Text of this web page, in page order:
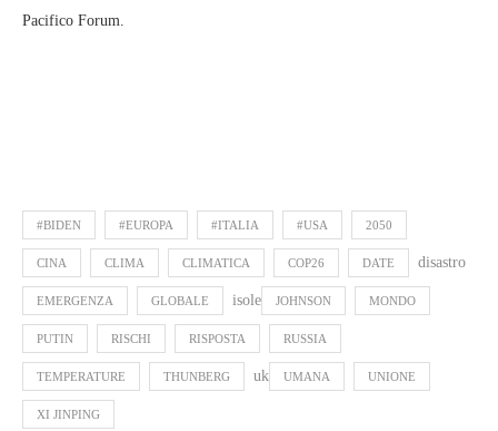
Pacifico Forum.
#BIDEN #EUROPA #ITALIA #USA 2050
CINA CLIMA CLIMATICA COP26 DATE disastro
EMERGENZA GLOBALE isole JOHNSON MONDO
PUTIN RISCHI RISPOSTA RUSSIA
TEMPERATURE THUNBERG uk UMANA UNIONE
XI JINPING